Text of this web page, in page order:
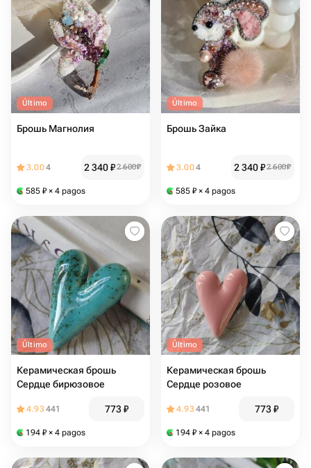
Último
Брошь Магнолия
3.004 2 340₽2 600₽
585 ₽ × 4 pagos
Último
Брошь Зайка
3.004 2 340₽2 600₽
585 ₽ × 4 pagos
Último
Керамическая брошь
Сердце бирюзовое
4.93441 773₽
194 ₽ × 4 pagos
Último
Керамическая брошь
Сердце розовое
4.93441 773₽
194 ₽ × 4 pagos